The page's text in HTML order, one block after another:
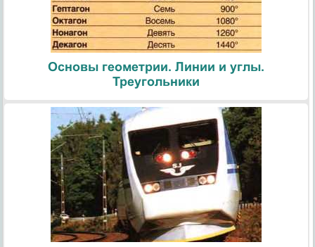
Основы геометрии. Линии и углы.
Треугольники